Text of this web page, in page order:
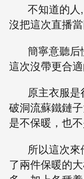
不知道的
沒把這次直播當
簡寧意聽后
這次沒帶更合
原主衣服
破洞流蘇鐵鏈
是不保暖，也
所以這次
了兩件保暖的